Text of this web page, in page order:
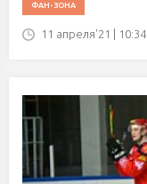
ФАН-ЗОНА
11 апреля'21 | 10:34